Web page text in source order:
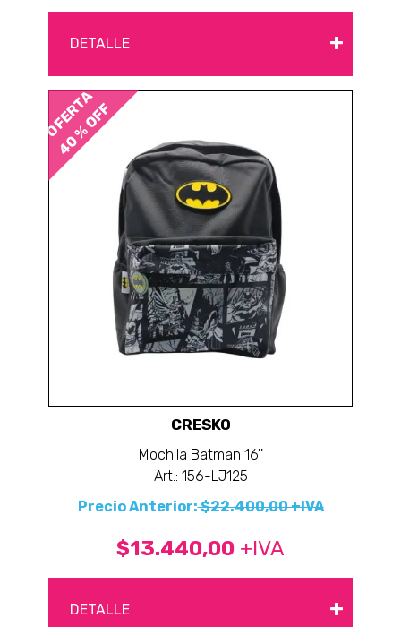
DETALLE +
OFERTA
40 % OFF
CRESKO
Mochila Batman 16''
Art.: 156-LJ125
Precio Anterior:$22.400,00 +IVA
$13.440,00 +IVA
DETALLE +